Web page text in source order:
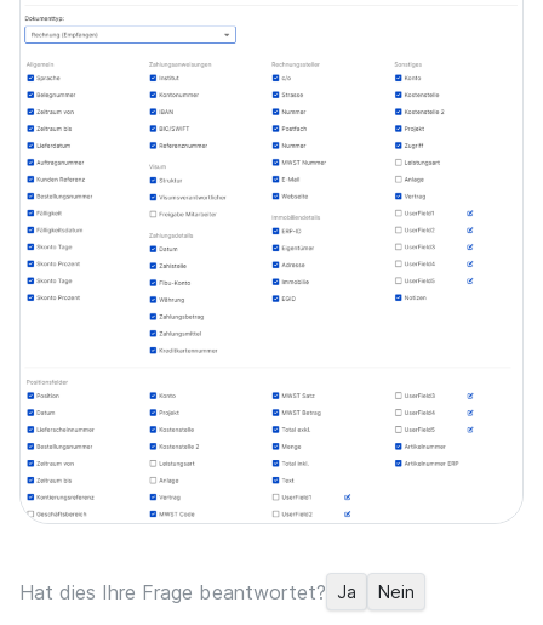
Hat dies Ihre Frage beantwortet? Ja Nein